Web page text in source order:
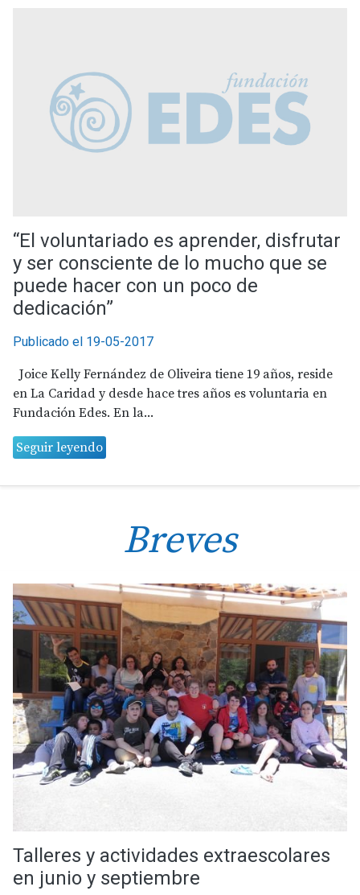
“El voluntariado es aprender, disfrutar
y ser consciente de lo mucho que se
puede hacer con un poco de
dedicación”
Publicado el 19-05-2017
Joice Kelly Fernández de Oliveira tiene 19 años, reside
en La Caridad y desde hace tres años es voluntaria en
Fundación Edes. En la...
Seguir leyendo
Breves
Talleres y actividades extraescolares
en junio y septiembre